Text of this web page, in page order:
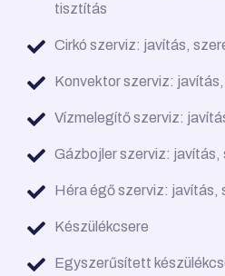
tisztítás
Cirkó szerviz: javítás,
Konvektor szerviz:
Vízmelegítő szerviz:
Gázbojler szerviz:
Héra égő szerviz: javítás,
Készülékcsere
Egyszerűsített